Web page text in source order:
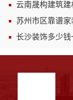
云南晟构建筑
苏州市区靠谱家
长沙装饰多少